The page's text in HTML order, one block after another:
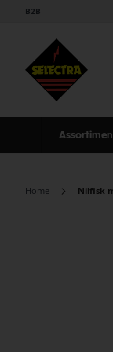
B2B
Home Nilfisk